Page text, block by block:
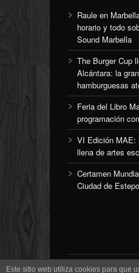
Raule en
horario y todo
Sound Marbella
The Burger Cup
Alcántara: la
hamburguesas
Feria del Libro
programación
VI Edición MAE:
llena de artes
Certamen
Ciudad de
Este sitio web utiliza cookies para que